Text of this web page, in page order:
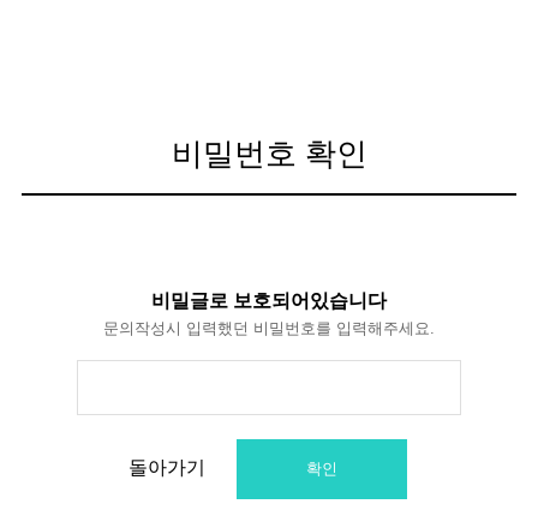
비밀번호 확인
비밀글로 보호되어있습니다
문의작성시 입력했던 비밀번호를 입력해주세요.
돌아가기